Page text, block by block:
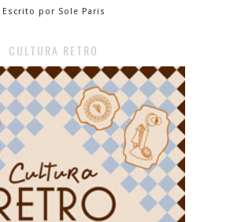
Escrito por Sole Paris
CULTURA RETRO